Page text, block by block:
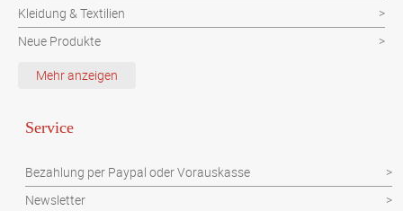
Kleidung & Textilien
Neue Produkte
Schutzvorrichtung
Werbeartikel
Mehr anzeigen
Service
Bezahlung per Paypal oder Vorauskasse
Newsletter